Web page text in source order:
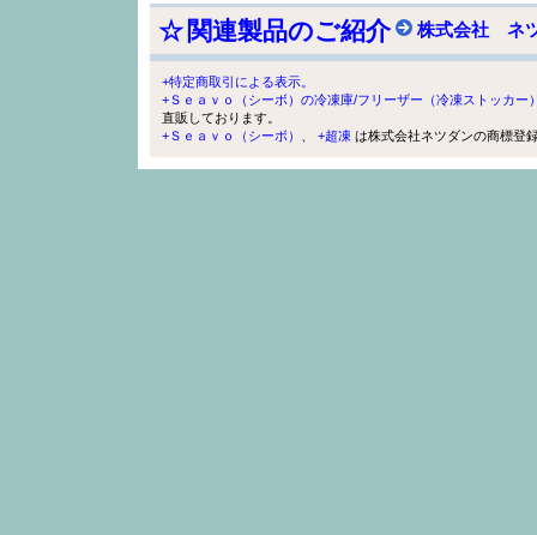
☆ 関連製品のご紹介 株式会社 ネ
+特定商取引による表示。
+Ｓｅａｖｏ（シーボ）の冷凍庫/フリーザー（冷凍ストッカー
直販しております。
+Ｓｅａｖｏ（シーボ）
+超凍 は株式会社ネツダンの商標登